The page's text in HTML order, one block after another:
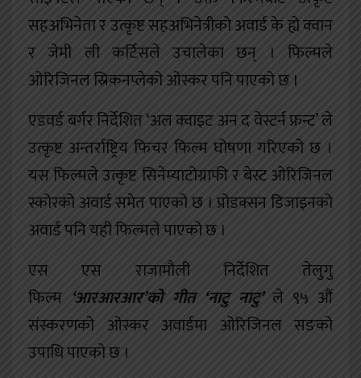
सहअभिनेता र उत्कृष्ट सहअभिनेत्रीको अवार्ड के ह्ये क्वान
र जेमी ली कर्टिसले उचालेका छन् । फिल्मले
ओरिजिनल स्रिकनप्लेको ओस्कर पनि पाएको छ ।
एडवर्ड बर्गर निर्देशित ‘अल क्वाइट अन द वेस्टर्न फ्रन्ट’ ले
उत्कृष्ट अन्तर्राष्ट्रिय फिचर फिल्म घोषणा गरिएको छ ।
यस फिल्मले उत्कृष्ट सिनेम्याटोग्राफी र बेस्ट ओरिजिनल
स्कोरको अवार्ड समेत पाएको छ । प्रोडक्सन डिजाइनको
अवार्ड पनि यही फिल्मले पाएको छ ।
एस एस राजामौली निर्देशित तेलुगु
फिल्म ‘आरआरआर’को गीत ‘नाटु नाटु’ले ९५ औं
संस्करणको ओस्कर अवार्डमा ओरिजिनल सङको
उपाधि पाएको छ ।